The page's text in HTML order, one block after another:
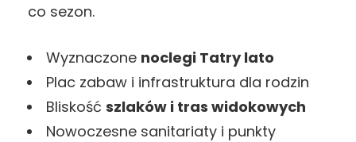
co sezon.
Wyznaczone noclegi Tatry lato
Plac zabaw i infrastruktura dla rodzin
Bliskość szlaków i tras widokowych
Nowoczesne sanitariaty i punkty